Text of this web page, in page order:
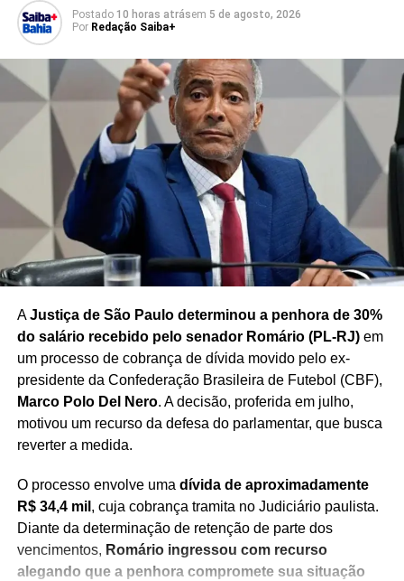
PDT reivindica espaço na chapa de Haddad em
São Paulo
Postado 10 horas atrásem 5 de agosto, 2026
Por Redação Saiba+
AJustiça de São Paulo determinou a penhora de 30%
do salário recebido pelo senador Romário (PL-RJ)em
um processo de cobrança de dívida movido pelo ex-
presidente da Confederação Brasileira de Futebol (CBF),
Marco Polo Del Nero. A decisão, proferida em julho,
motivou um recurso da defesa do parlamentar, que busca
reverter a medida.
O processo envolve uma dívida de aproximadamente
R$ 34,4 mil , cuja cobrança tramita no Judiciário paulista.
Diante da determinação de retenção de parte dos
vencimentos, Romário ingressou com recurso
alegando que a penhora compromete sua situação